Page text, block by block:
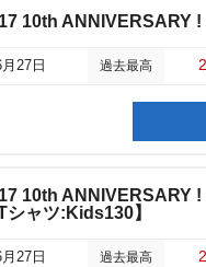
10th ANNIVERSARY !
27日 過去最高 2
10th ANNIVERSARY !
ャツ:Kids130】
27日 過去最高 2